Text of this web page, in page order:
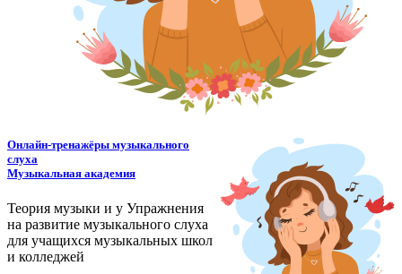
Онлайн-тренажёры музыкального
слуха
Музыкальная академия
Теория музыки и у Упражнения
на развитие музыкального слуха
для учащихся музыкальных школ
и колледжей